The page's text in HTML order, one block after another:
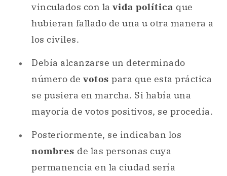
vinculados con la vida política que
hubieran fallado de una u otra manera a
los civiles.
Debía alcanzarse un determinado
número de votos para que esta práctica
se pusiera en marcha. Si había una
mayoría de votos positivos, se procedía.
Posteriormente, se indicaban los
nombres de las personas cuya
permanencia en la ciudad sería